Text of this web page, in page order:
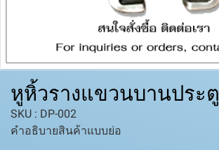
หูหิ้วรางแขวนบานประตู
SKU : DP-002
คำอธิบายสินค้าแบบย่อ